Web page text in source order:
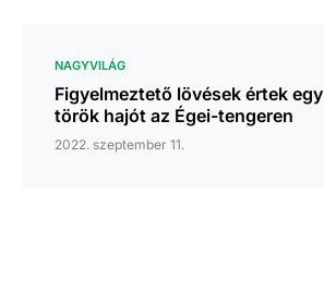
NAGYVILÁG
Figyelmeztető lövések értek egy
török hajót az Égei-tengeren
2022. szeptember 11.